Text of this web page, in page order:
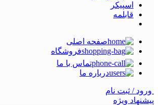
اسپیکر
قابلمه
صفحه اصلی
فروشگاه
تماس با ما
درباره ما
ورود / ثبت نام
پیشنهاد ویژه